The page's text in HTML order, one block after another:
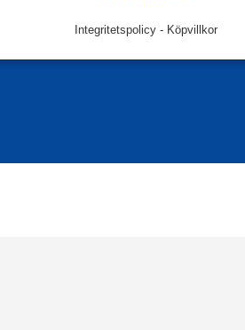
Integritetspolicy- Köpvillkor